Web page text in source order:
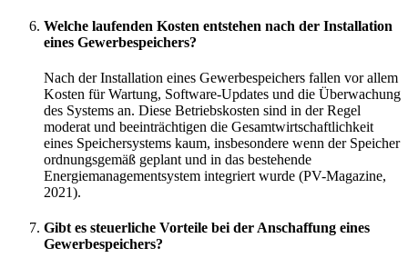
Welche laufenden Kosten entstehen nach der Installation
eines Gewerbespeichers?
Nach der Installation eines Gewerbespeichers fallen vor allem
Kosten für Wartung, Software-Updates und die Überwachung
des Systems an. Diese Betriebskosten sind in der Regel
moderat und beeinträchtigen die Gesamtwirtschaftlichkeit
eines Speichersystems kaum, insbesondere wenn der Speicher
ordnungsgemäß geplant und in das bestehende
Energiemanagementsystem integriert wurde (PV-Magazine,
2021).
Gibt es steuerliche Vorteile bei der Anschaffung eines
Gewerbespeichers?